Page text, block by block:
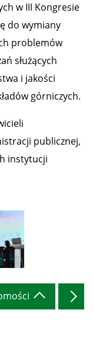
w III Kongresie
do wymiany
problemów
służących
i jakości
górniczych.
publicznej,
instytucji